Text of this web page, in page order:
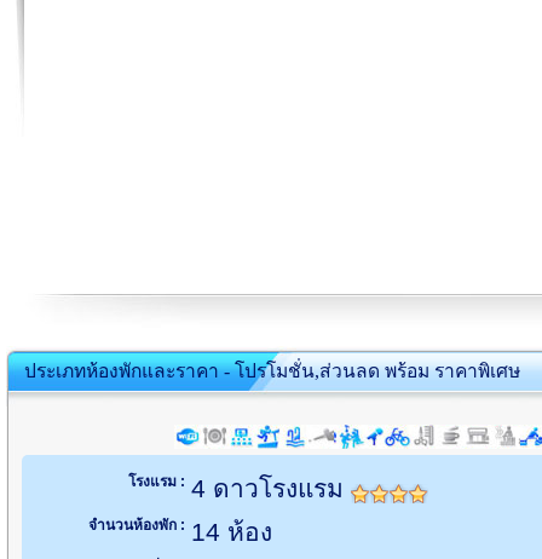
ประเภทห้องพักและราคา - โปรโมชั่น,ส่วนลด พร้อม ราคาพิเศษ
โรงแรม : 4 ดาวโรงแรม
จำนวนห้องพัก : 14 ห้อง